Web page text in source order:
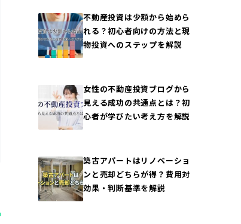
不動産投資は少額から始めら
れる？初心者向けの方法と現
物投資へのステップを解説
女性の不動産投資ブログから
見える成功の共通点とは？初
心者が学びたい考え方を解説
築古アパートはリノベーショ
ンと売却どちらが得？費用対
効果・判断基準を解説